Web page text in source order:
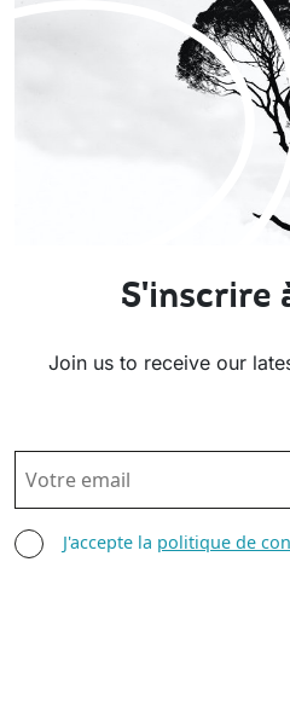
S'inscrire
Join us to receive our
EMAIL
AGREE TERMS
J'accepte la politique de